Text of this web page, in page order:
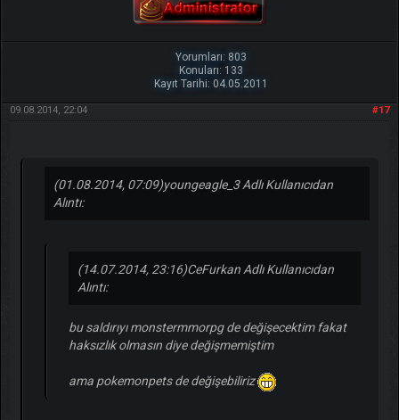
Yorumları: 803
Konuları: 133
Kayıt Tarihi: 04.05.2011
#17
09.08.2014, 22:04
(01.08.2014, 07:09)youngeagle_3 Adlı Kullanıcıdan
Alıntı:
(14.07.2014, 23:16)CeFurkan Adlı Kullanıcıdan
Alıntı:
bu saldırıyı monstermmorpg de değişecektim fakat
haksızlık olmasın diye değişmemiştim
ama pokemonpets de değişebiliriz